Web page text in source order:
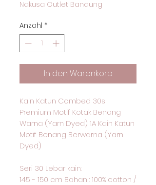
Nakusa Outlet Bandung
Anzahl *
In den Warenkorb
Kain Katun Combed 30s
Premium Motif Kotak Benang
Warna (Yarn Dyed) 1A Kain Katun
Motif Benang Berwarna (Yarn
Dyed)
Seri 30 Lebar kain:
145 - 150 cm Bahan : 100% cotton /